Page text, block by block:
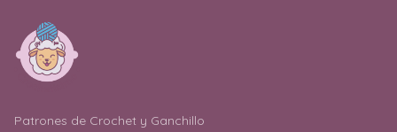
Patrones de Crochet y Ganchillo